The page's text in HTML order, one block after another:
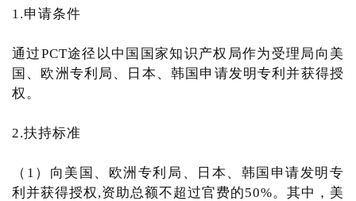
1.申请条件
通过PCT途径以中国国家知识产权局作为受理局向美
国、欧洲专利局、日本、韩国申请发明专利并获得授
权。
2.扶持标准
（1）向美国、欧洲专利局、日本、韩国申请发明专
利并获得授权,资助总额不超过官费的50%。其中，美